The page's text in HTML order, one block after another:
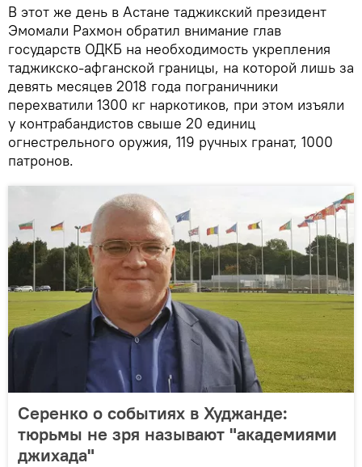
В этот же день в Астане таджикский президент
Эмомали Рахмон обратил внимание глав
государств ОДКБ на необходимость укрепления
таджикско-афганской границы, на которой лишь за
девять месяцев 2018 года пограничники
перехватили 1300 кг наркотиков, при этом изъяли
у контрабандистов свыше 20 единиц
огнестрельного оружия, 119 ручных гранат, 1000
патронов.
Серенко о событиях в Худжанде:
тюрьмы не зря называют "академиями
джихада"